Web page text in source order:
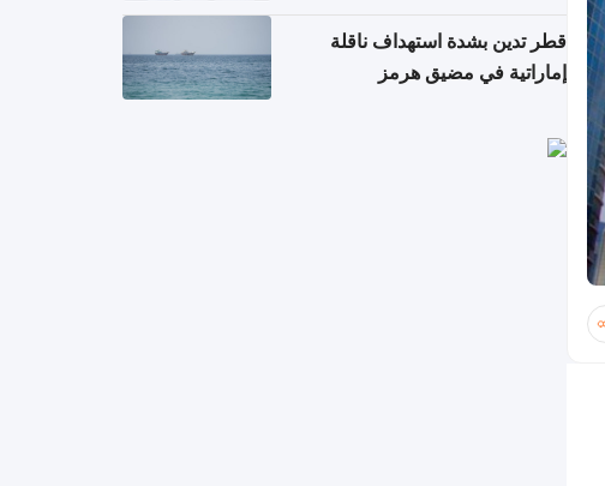
قطر تدين بشدة استهداف ناقلة
إماراتية في مضيق هرمز